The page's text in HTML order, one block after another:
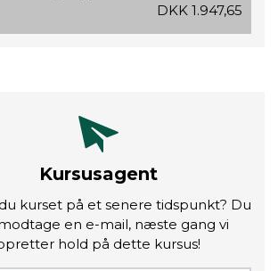
DKK 1.947,65
Kursusagent
kurset på et senere tidspunkt? Du
en e-mail, næste gang vi
hold på dette kursus!